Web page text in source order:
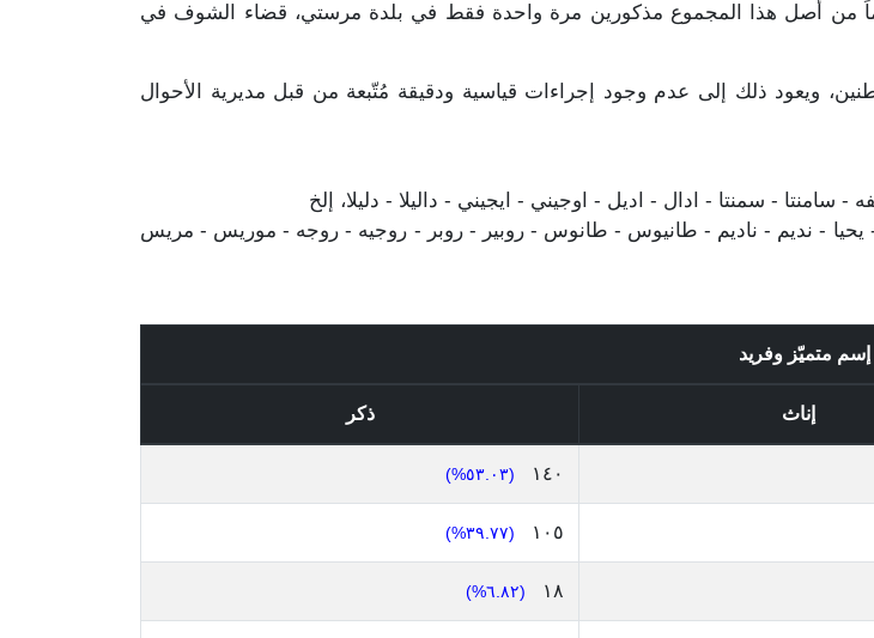
مذكورين مرة واحدة فقط و ٢٦٤ للذكور، ونلاحظ أن ١٤٠ إسماً من أصل هذا المجموع مذكورين مرة واحدة فقط في بلدة مرستي، قضاء الشوف في
ويعود ذلك إلى عدم وجود إجراءات قياسية ودقيقة مُتّبعة من قبل مديرية الأحوال
- سمنتا - ادال - اديل - اوجيني - ايجيني - داليلا - دليلا، إلخ
- نديم - ناديم - طانيوس - طانوس - روبير - روبر - روجيه - روجه - موريس - مريس
إسم متميّز وفريد
إناث ذكر
١٤٠ (٥٣.٠٣%)
١٠٥ (٣٩.٧٧%)
١٨ (٦.٨٢%)